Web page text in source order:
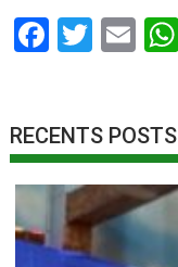
F
b
o
o
k
T
er
E
l
RECENTS POSTS